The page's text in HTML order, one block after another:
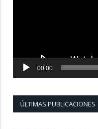
00:00
ÚLTIMAS PUBLICACIONES